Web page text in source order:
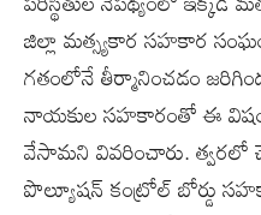
జిల్లా మత్స్యకార సహకార
గతంలోనే తీర్మానించడం
నాయకుల సహకారంతో ఈ
వేసామని వివరించారు. త్వరలో
పొల్యూషన్ కంట్రోల్ బోర్డు